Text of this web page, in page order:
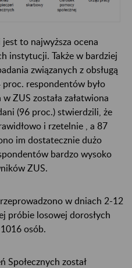
to najwyższa ocena
instytucji. Także w bardziej
związanych z obsługą
respondentów było
ZUS została załatwiona
(96 proc.) stwierdzili, że
i rzetelnie , a 87
im dostatecznie dużo
bardzo wysoko
ZUS.
w dniach 2-12
próbie losowej dorosłych
osób.
Społecznych został